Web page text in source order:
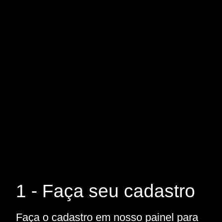
1 - Faça seu cadastro
Faça o cadastro em nosso painel para